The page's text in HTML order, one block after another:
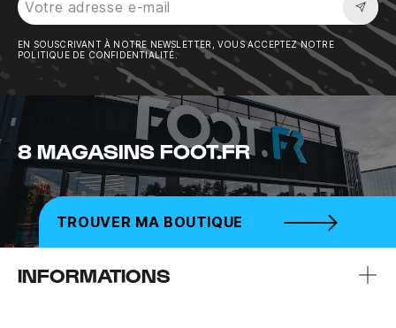
EN SOUSCRIVANT À NOTRE NEWSLETTER, VOUS ACCEPTEZ NOTRE
POLITIQUE DE CONFIDENTIALITÉ.
8 MAGASINS FOOT.FR
TROUVER MA BOUTIQUE
INFORMATIONS